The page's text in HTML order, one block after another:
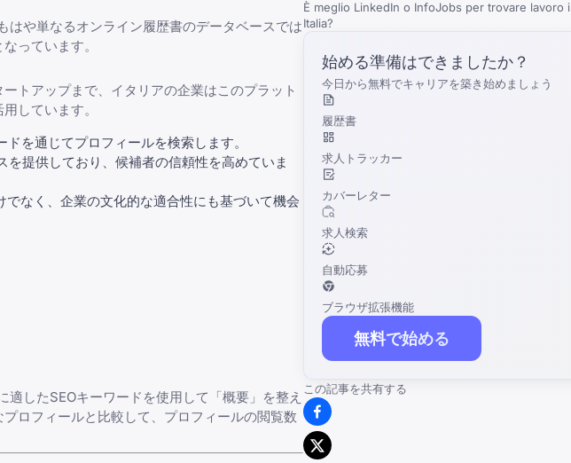
や単なるオンライン履歴書のデータベースでは
っています。
トアップまで、イタリアの企業はこのプラット
しています。
を通じてプロフィールを検索します。
提供しており、候補者の信頼性を高めていま
なく、企業の文化的な適合性にも基づいて機会
適したSEOキーワード を使用して「概要」を整え
ロフィールと比較して、プロフィールの閲覧数
È meglio LinkedIn o InfoJobs per trovare lavoro
Italia?
始める準備はできましたか？
今日から無料でキャリアを築き始めましょう
履歴書
求人トラッカー
カバーレター
求人検索
自動応募
ブラウザ拡張機能
無料で始める
この記事を共有する